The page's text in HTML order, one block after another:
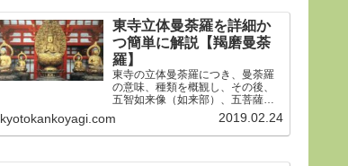
東寺立体曼荼羅を詳細か
つ簡単に解説【羯磨曼荼
羅】
東寺の立体曼荼羅につき、曼荼羅
の意味、種類を概観し、その後、
五智如来像（如来部）、五菩薩像
（菩薩部）、五大明王像（明王
部）につき、21体すべて、一体ず
つ簡潔にわかりやすく解説しま
kyotokankoyagi.com 2019.02.24